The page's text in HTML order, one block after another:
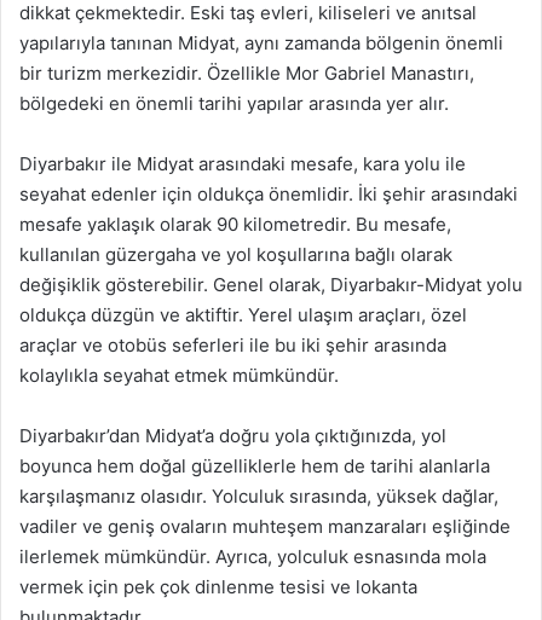
dikkat çekmektedir. Eski taş evleri, kiliseleri ve anıtsal
yapılarıyla tanınan Midyat, aynı zamanda bölgenin önemli
bir turizm merkezidir. Özellikle Mor Gabriel Manastırı,
bölgedeki en önemli tarihi yapılar arasında yer alır.
Diyarbakır ile Midyat arasındaki mesafe, kara yolu ile
seyahat edenler için oldukça önemlidir. İki şehir arasındaki
mesafe yaklaşık olarak 90 kilometredir. Bu mesafe,
kullanılan güzergaha ve yol koşullarına bağlı olarak
değişiklik gösterebilir. Genel olarak, Diyarbakır-Midyat yolu
oldukça düzgün ve aktiftir. Yerel ulaşım araçları, özel
araçlar ve otobüs seferleri ile bu iki şehir arasında
kolaylıkla seyahat etmek mümkündür.
Diyarbakır’dan Midyat’a doğru yola çıktığınızda, yol
boyunca hem doğal güzelliklerle hem de tarihi alanlarla
karşılaşmanız olasıdır. Yolculuk sırasında, yüksek dağlar,
vadiler ve geniş ovaların muhteşem manzaraları eşliğinde
ilerlemek mümkündür. Ayrıca, yolculuk esnasında mola
vermek için pek çok dinlenme tesisi ve lokanta